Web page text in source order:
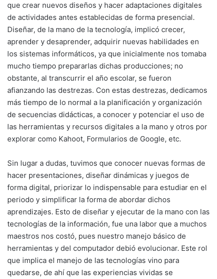
que crear nuevos diseños y hacer adaptaciones digitales
de actividades antes establecidas de forma presencial.
Diseñar, de la mano de la tecnología, implicó crecer,
aprender y desaprender, adquirir nuevas habilidades en
los sistemas informáticos, ya que inicialmente nos tomaba
mucho tiempo prepararlas dichas producciones; no
obstante, al transcurrir el año escolar, se fueron
afianzando las destrezas. Con estas destrezas, dedicamos
más tiempo de lo normal a la planificación y organización
de secuencias didácticas, a conocer y potenciar el uso de
las herramientas y recursos digitales a la mano y otros por
explorar como Kahoot, Formularios de Google, etc.
Sin lugar a dudas, tuvimos que conocer nuevas formas de
hacer presentaciones, diseñar dinámicas y juegos de
forma digital, priorizar lo indispensable para estudiar en el
periodo y simplificar la forma de abordar dichos
aprendizajes. Esto de diseñar y ejecutar de la mano con las
tecnologías de la información, fue una labor que a muchos
maestros nos costó, pues nuestro manejo básico de
herramientas y del computador debió evolucionar. Este rol
que implica el manejo de las tecnologías vino para
quedarse, de ahí que las experiencias vividas se